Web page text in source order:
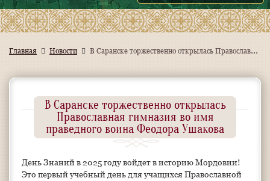
Главная Новости В
Саранске торжественно открылась Православная гимназия во имя праведного воина Феодора Ушакова
В Саранске торжественно открылась
Православная гимназия во имя
праведного воина Феодора Ушакова
День Знаний в 2025 году войдет в историю Мордовии!
Это первый учебный день для учащихся Православной